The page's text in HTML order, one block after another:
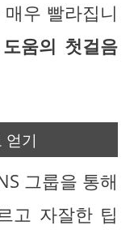
우 빨라집니
움의 첫걸음
얻기
그룹을 통해
고 자잘한 팁